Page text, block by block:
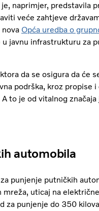
naprimjer, predstavila
veće zahtjeve
Opća uredba o
javnu infrastrukturu za
da se osigura da će
podrška, kroz
to je od vitalnog
automobila
punjenje putničkih
uticaj na
za punjenje do 350